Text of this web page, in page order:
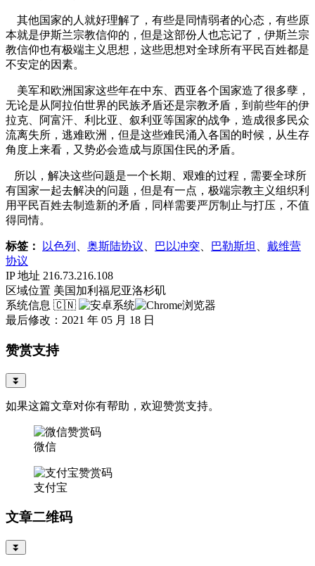
其他国家的人就好理解了，有些是同情弱者的心态，有些原
本就是伊斯兰宗教信仰的，但是这部份人也忘记了，伊斯兰宗
教信仰也有极端主义思想，这些思想对全球所有平民百姓都是
不安定的因素。
美军和欧洲国家这些年在中东、西亚各个国家造了很多孽，
无论是从阿拉伯世界的民族矛盾还是宗教矛盾，到前些年的伊
拉克、阿富汗、利比亚、叙利亚等国家的战争，造成很多民众
流离失所，逃难欧洲，但是这些难民涌入各国的时候，从生存
角度上来看，又势必会造成与原国住民的矛盾。
所以，解决这些问题是一个长期、艰难的过程，需要全球所
有国家一起去解决的问题，但是有一点，极端宗教主义组织利
用平民百姓去制造新的矛盾，同样需要严厉制止与打压，不值
得同情。
标签： 以色列 奥斯陆协议 巴以冲突 巴勒斯坦
戴维营
协议
IP 地址 216.73.216.108
区域位置 美国加利福尼亚洛杉矶
系统信息 🇨🇳
最后修改：2021 年 05 月 18 日
赞赏支持
⏬
如果这篇文章对你有帮助，欢迎赞赏支持。
微信
支付宝
文章二维码
⏬